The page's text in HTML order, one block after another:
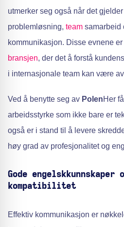
utmerker seg også når det
problemløsning, team samarbeid
kommunikasjon. Disse evnene
bransjen, der det å forstå
i internasjonale team kan være
Ved å benytte seg av PolenHer
arbeidsstyrke som ikke bare er
også er i stand til å levere
høy grad av profesjonalitet og
Gode
kompatibilitet
Effektiv kommunikasjon er